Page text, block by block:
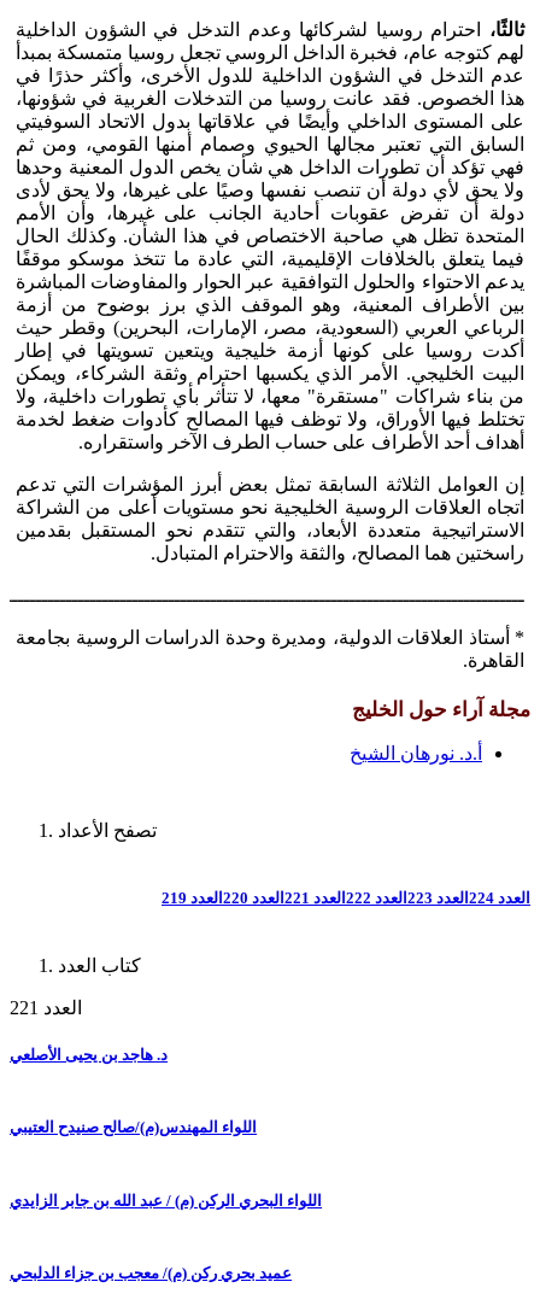
ثالثًا، احترام روسيا لشركائها وعدم التدخل في الشؤون الداخلية
لهم كتوجه عام، فخبرة الداخل الروسي تجعل روسيا متمسكة بمبدأ
عدم التدخل في الشؤون الداخلية للدول الأخرى، وأكثر حذرًا في
هذا الخصوص. فقد عانت روسيا من التدخلات الغربية في شؤونها،
على المستوى الداخلي وأيضًا في علاقاتها بدول الاتحاد السوفيتي
السابق التي تعتبر مجالها الحيوي وصمام أمنها القومي، ومن ثم
فهي تؤكد أن تطورات الداخل هي شأن يخص الدول المعنية وحدها
ولا يحق لأي دولة أن تنصب نفسها وصيًا على غيرها، ولا يحق لأدى
دولة أن تفرض عقوبات أحادية الجانب على غيرها، وأن الأمم
المتحدة تظل هي صاحبة الاختصاص في هذا الشأن. وكذلك الحال
فيما يتعلق بالخلافات الإقليمية، التي عادة ما تتخذ موسكو موقفًا
يدعم الاحتواء والحلول التوافقية عبر الحوار والمفاوضات المباشرة
بين الأطراف المعنية، وهو الموقف الذي برز بوضوح من أزمة
الرباعي العربي (السعودية، مصر، الإمارات، البحرين) وقطر حيث
أكدت روسيا على كونها أزمة خليجية ويتعين تسويتها في إطار
البيت الخليجي. الأمر الذي يكسبها احترام وثقة الشركاء، ويمكن
من بناء شراكات "مستقرة" معها، لا تتأثر بأي تطورات داخلية، ولا
تختلط فيها الأوراق، ولا توظف فيها المصالح كأدوات ضغط لخدمة
أهداف أحد الأطراف على حساب الطرف الآخر واستقراره.
إن العوامل الثلاثة السابقة تمثل بعض أبرز المؤشرات التي تدعم
اتجاه العلاقات الروسية الخليجية نحو مستويات أعلى من الشراكة
الاستراتيجية متعددة الأبعاد، والتي تتقدم نحو المستقبل بقدمين
راسختين هما المصالح، والثقة والاحترام المتبادل.
* أستاذ العلاقات الدولية، ومديرة وحدة الدراسات الروسية بجامعة
القاهرة.
مجلة آراء حول الخليج
أ.د. نورهان الشيخ
تصفح الأعداد
العدد 224 العدد 223 العدد 222 العدد 221 العدد 220 العدد 219
كتاب العدد
العدد 221
د. هاجد بن يحيى الأصلعي
اللواء المهندس(م)/صالح صنيدح العتيبي
اللواء البحري الركن (م) / عبد الله بن جابر الزايدي
عميد بحري ركن (م)/ معجب بن جزاء الدلبحي